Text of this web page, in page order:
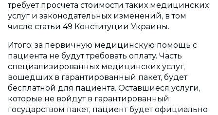
требует просчета стоимости таких медицинских
услуг и законодательных изменений, в том
числе статьи 49 Конституции Украины.
Итого: за первичную медицинскую помощь с
пациента не будут требовать оплату. Часть
специализированных медицинских услуг,
вошедших в гарантированный пакет, будет
бесплатной для пациента. Оставшиеся услуги,
которые не войдут в гарантированный
государством пакет, пациент будет официально